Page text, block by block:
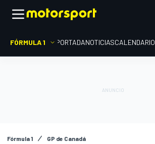
FÓRMULA 1 PORTADANOTICIASCALENDARIO
Fórmula 1 GP de Canadá